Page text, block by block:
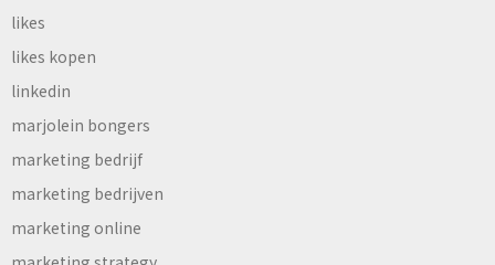
likes
likes kopen
linkedin
marjolein bongers
marketing bedrijf
marketing bedrijven
marketing online